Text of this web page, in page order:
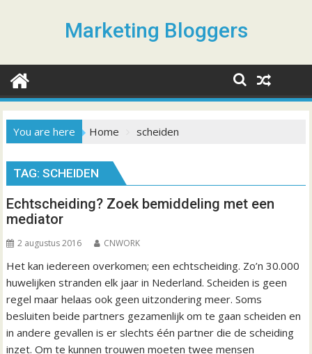
c
Marketing Bloggers
You are here Home scheiden
TAG: SCHEIDEN
Echtscheiding? Zoek bemiddeling met een
mediator
2 augustus 2016 CNWORK
Het kan iedereen overkomen; een echtscheiding. Zo’n 30.000
huwelijken stranden elk jaar in Nederland. Scheiden is geen
regel maar helaas ook geen uitzondering meer. Soms
besluiten beide partners gezamenlijk om te gaan scheiden en
in andere gevallen is er slechts één partner die de scheiding
inzet. Om te kunnen trouwen moeten twee mensen